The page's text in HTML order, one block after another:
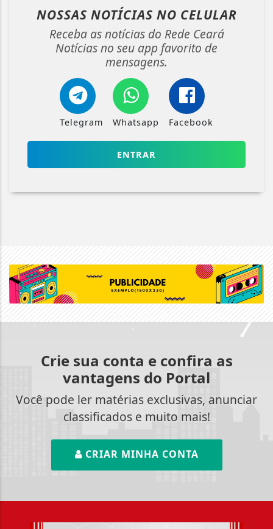
NOSSAS NOTÍCIAS NO CELULAR
Receba as notícias do Rede Ceará
Notícias no seu app favorito de
mensagens.
Telegram Whatsapp Facebook
ENTRAR
Crie sua conta e confira as
vantagens do Portal
Você pode ler matérias exclusivas, anunciar
classificados e muito mais!
CRIAR MINHA CONTA